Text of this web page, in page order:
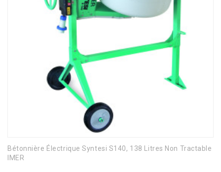
Bétonnière Électrique Syntesi S140, 138 Litres Non Tractable
IMER